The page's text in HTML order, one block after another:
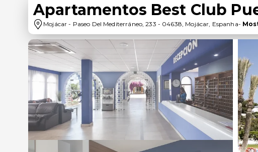
Apartamentos Best Club
Mojácar - Paseo Del Mediterráneo, 233 - 04638, Mojácar, Espanha-